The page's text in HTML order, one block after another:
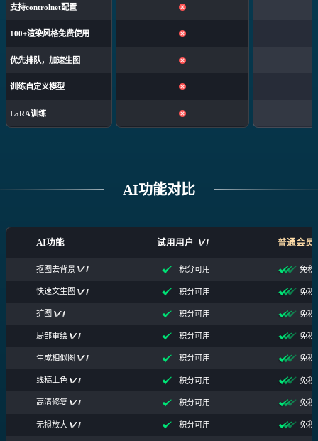
支持controlnet配置
100+渲染风格免费使用
优先排队，加速生图
训练自定义模型
LoRA训练
AI功能对比
AI功能 试用用户 普通会员
抠图去背景 积分可用 免积
快速文生图 积分可用 免积
扩图 积分可用 免积
局部重绘 积分可用 免积
生成相似图 积分可用 免积
线稿上色 积分可用 免积
高清修复 积分可用 免积
无损放大 积分可用 免积